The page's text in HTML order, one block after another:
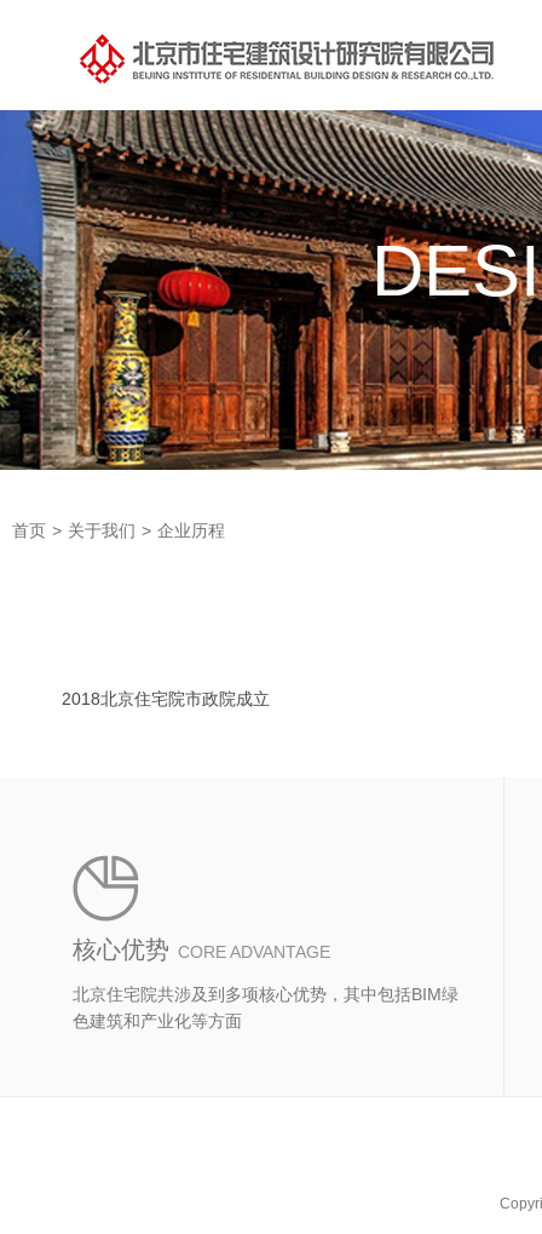
首页 > 关于我们 > 企业历程
2018北京住宅院市政院成立
核心优势 CORE ADVANTAGE
北京住宅院共涉及到多项核心优势，其中包括BIM绿
色建筑和产业化等方面